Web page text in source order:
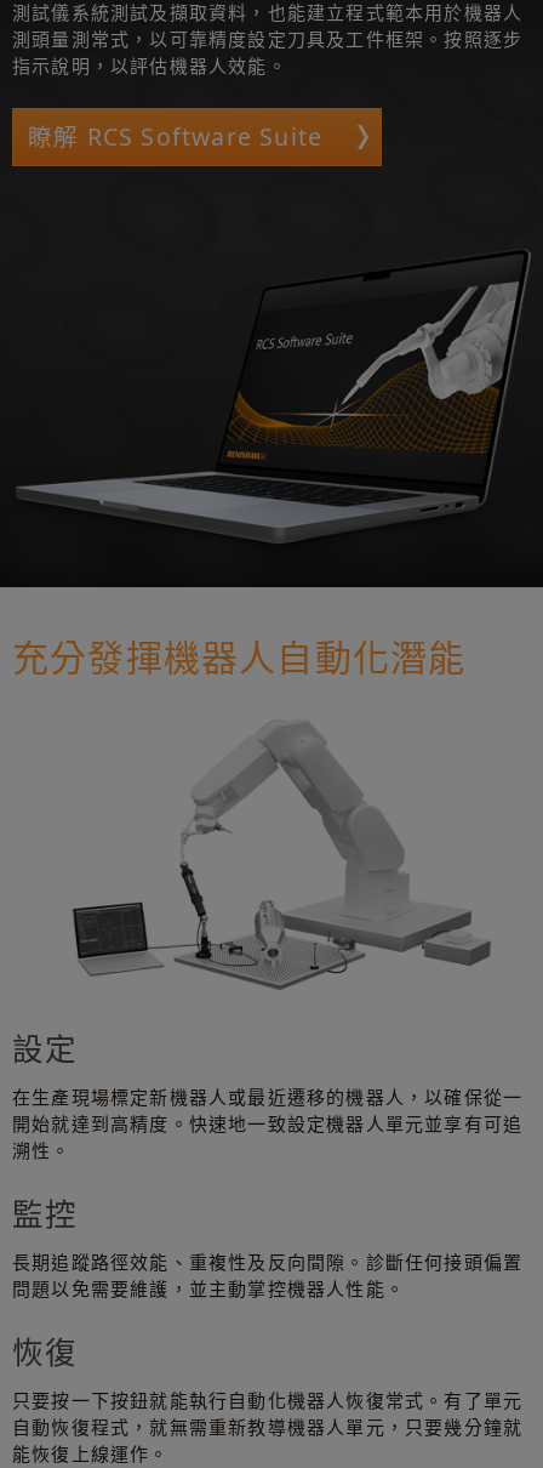
測試儀系統測試及擷取資料，也能建立程式範本用於機器人
測頭量測常式，以可靠精度設定刀具及工件框架。按照逐步
指示說明，以評估機器人效能。
瞭解 RCS Software Suite
充分發揮機器人自動化潛能
設定
在生產現場標定新機器人或最近遷移的機器人，以確保從一
開始就達到高精度。快速地一致設定機器人單元並享有可追
溯性。
監控
長期追蹤路徑效能、重複性及反向間隙。診斷任何接頭偏置
問題以免需要維護，並主動掌控機器人性能。
恢復
只要按一下按鈕就能執行自動化機器人恢復常式。有了單元
自動恢復程式，就無需重新教導機器人單元，只要幾分鐘就
能恢復上線運作。